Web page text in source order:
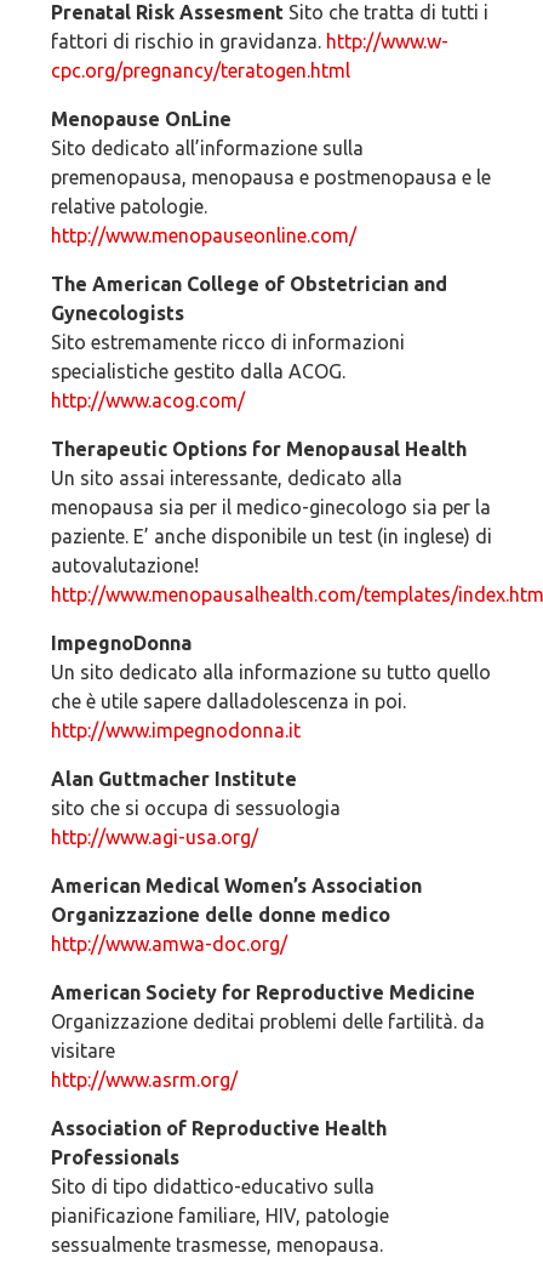
Prenatal Risk AssesmentSito che tratta di tutti i
fattori di rischio in gravidanza. http://www.w-
cpc.org/pregnancy/teratogen.html
Menopause OnLine
Sito dedicato all’informazione sulla
premenopausa, menopausa e postmenopausa e le
relative patologie.
http://www.menopauseonline.com/
The American College of Obstetrician and
Gynecologists
Sito estremamente ricco di informazioni
specialistiche gestito dalla ACOG.
http://www.acog.com/
Therapeutic Options for Menopausal Health
Un sito assai interessante, dedicato alla
menopausa sia per il medico-ginecologo sia per la
paziente. E’ anche disponibile un test (in inglese) di
autovalutazione!
http://www.menopausalhealth.com/templates/
ImpegnoDonna
Un sito dedicato alla informazione su tutto quello
che è utile sapere dalladolescenza in poi.
http://www.impegnodonna.it
Alan Guttmacher Institute
sito che si occupa di sessuologia
http://www.agi-usa.org/
American Medical Women’s Association
Organizzazione delle donne medico
http://www.amwa-doc.org/
American Society for Reproductive Medicine
Organizzazione deditai problemi delle fartilità. da
visitare
http://www.asrm.org/
Association of Reproductive Health
Professionals
Sito di tipo didattico-educativo sulla
pianificazione familiare, HIV, patologie
sessualmente trasmesse, menopausa.